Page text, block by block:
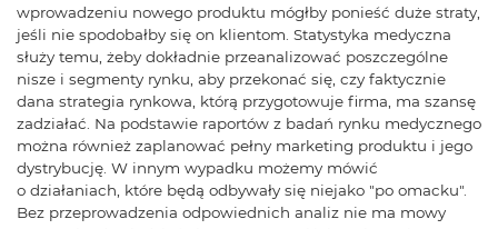
wprowadzeniu nowego produktu mógłby ponieść duże straty,
jeśli nie spodobałby się on klientom. Statystyka medyczna
służy temu, żeby dokładnie przeanalizować poszczególne
nisze i segmenty rynku, aby przekonać się, czy faktycznie
dana strategia rynkowa, którą przygotowuje firma, ma szansę
zadziałać. Na podstawie raportów z badań rynku medycznego
można również zaplanować pełny marketing produktu i jego
dystrybucję. W innym wypadku możemy mówić
o działaniach, które będą odbywały się niejako "po omacku".
Bez przeprowadzenia odpowiednich analiz nie ma mowy